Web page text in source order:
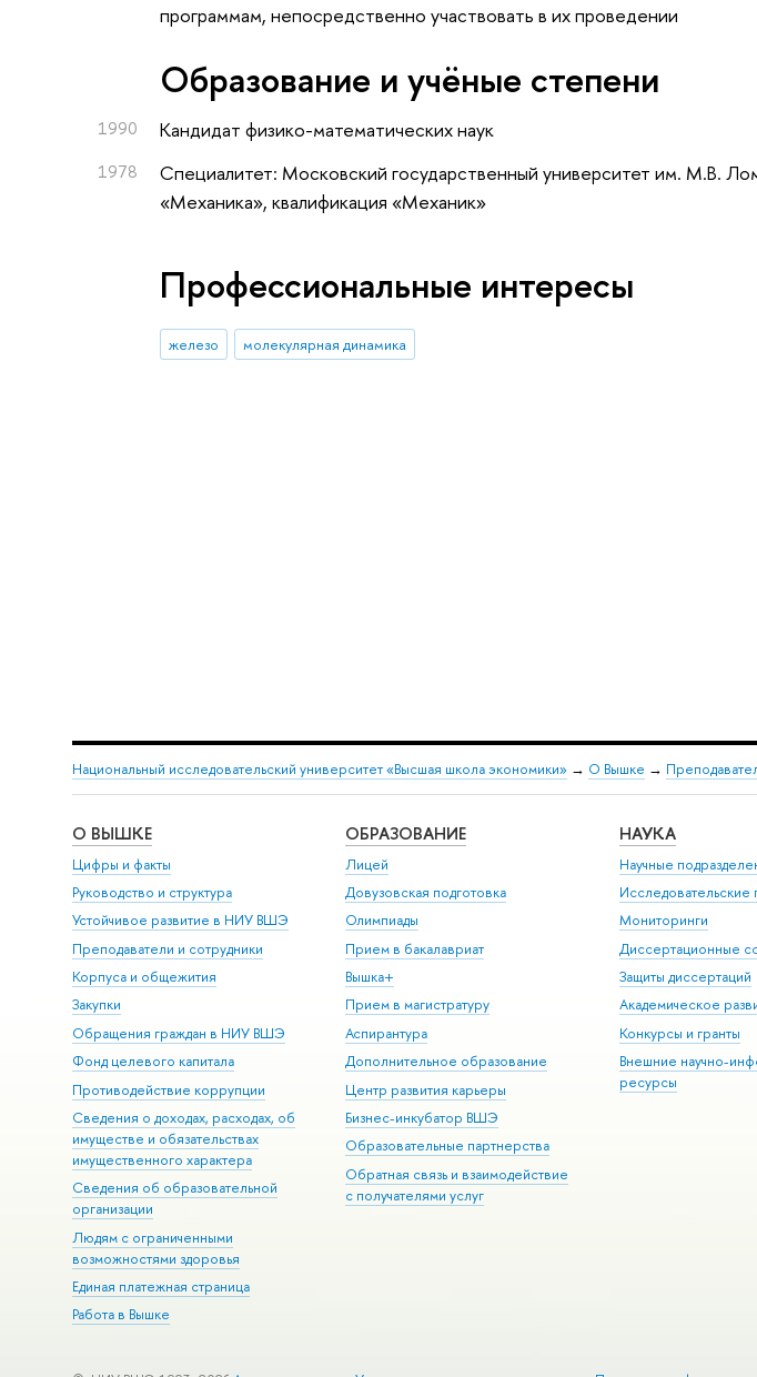
программам, непосредственно участвовать в их проведении
Oбразование и учёные степени
1990 Кандидат физико-математических наук
1978
Специалитет: Московский государственный университет им. М.В.
«Механика», квалификация «Механик»
Профессиональные интересы
железо молекулярная динамика
Национальный исследовательский университет «Высшая школа экономики» → О Вышке →
О ВЫШКЕ
Цифры и факты
Руководство и структура
Устойчивое развитие в НИУ ВШЭ
Преподаватели и сотрудники
Корпуса и общежития
Закупки
Обращения граждан в НИУ ВШЭ
Фонд целевого капитала
Противодействие коррупции
Сведения о доходах, расходах, об
имуществе и обязательствах
имущественного характера
Сведения об образовательной
организации
Людям с ограниченными
возможностями здоровья
Единая платежная страница
Работа в Вышке
ОБРАЗОВАНИЕ
Лицей
Довузовская подготовка
Олимпиады
Прием в бакалавриат
Вышка+
Прием в магистратуру
Аспирантура
Дополнительное образование
Центр развития карьеры
Бизнес-инкубатор ВШЭ
Образовательные партнерства
Обратная связь и взаимодействие
с получателями услуг
НАУКА
Научные
Исследовательские
Мониторинги
Диссертационные
Защиты диссертаций
Академическое
Конкурсы и гранты
Внешние научно-
ресурсы